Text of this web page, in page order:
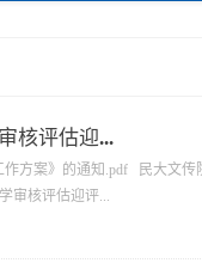
核评估迎...
方案》的通知.pdf 民大文
审核评估迎评...